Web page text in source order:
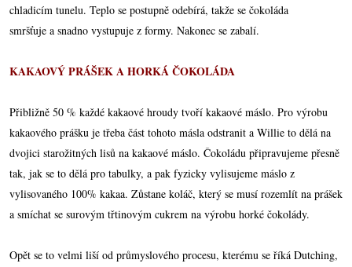
chladicím tunelu. Teplo se postupně odebírá, takže se čokoláda
smršťuje a snadno vystupuje z formy. Nakonec se zabalí.
KAKAOVÝ PRÁŠEK A HORKÁ ČOKOLÁDA
Přibližně 50 % každé kakaové hroudy tvoří kakaové máslo. Pro výrobu
kakaového prášku je třeba část tohoto másla odstranit a Willie to dělá na
dvojici starožitných lisů na kakaové máslo. Čokoládu připravujeme přesně
tak, jak se to dělá pro tabulky, a pak fyzicky vylisujeme máslo z
vylisovaného 100% kakaa. Zůstane koláč, který se musí rozemlít na prášek
a smíchat se surovým třtinovým cukrem na výrobu horké čokolády.
Opět se to velmi liší od průmyslového procesu, kterému se říká Dutching,